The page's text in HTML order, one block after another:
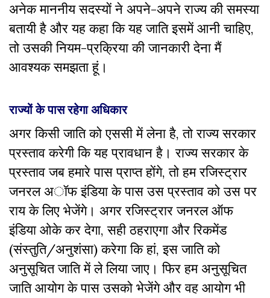
अनेक माननीय सदस्यों ने अपने-अपने राज्य की समस्या
बतायी है और यह कहा कि यह जाति इसमें आनी चाहिए,
तो उसकी नियम-प्रक्रिया की जानकारी देना मैं
आवश्यक समझता हूं।
राज्यों के पास रहेगा अधिकार
अगर किसी जाति को एससी में लेना है, तो राज्य सरकार
प्रस्ताव करेगी कि यह प्रावधान है। राज्य सरकार के
प्रस्ताव जब हमारे पास प्राप्त होंगे, तो हम रजिस्ट्रार
जनरल अॉफ इंडिया के पास उस प्रस्ताव को उस पर
राय के लिए भेजेंगे। अगर रजिस्ट्रार जनरल ऑफ
इंडिया ओके कर देगा, सही ठहराएगा और रिकमेंड
(संस्तुति/अनुशंसा) करेगा कि हां, इस जाति को
अनुसूचित जाति में ले लिया जाए। फिर हम अनुसूचित
जाति आयोग के पास उसको भेजेंगे और वह आयोग भी